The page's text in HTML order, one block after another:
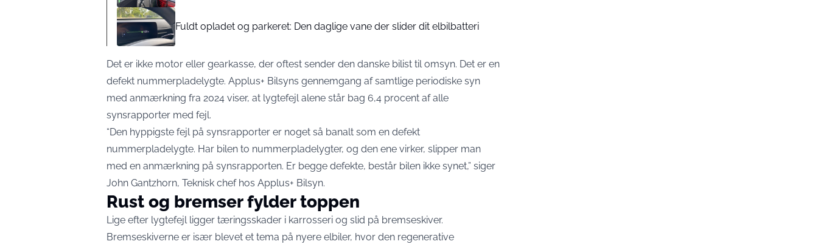
Fuldt opladet og parkeret: Den daglige vane der slider dit elbilbatteri
Det er ikke motor eller gearkasse, der oftest sender den danske bilist til omsyn. Det er en
defekt nummerpladelygte. Applus+ Bilsyns gennemgang af samtlige periodiske syn
med anmærkning fra 2024 viser, at lygtefejl alene står bag 6,4 procent af alle
synsrapporter med fejl.
“Den hyppigste fejl på synsrapporter er noget så banalt som en defekt
nummerpladelygte. Har bilen to nummerpladelygter, og den ene virker, slipper man
med en anmærkning på synsrapporten. Er begge defekte, består bilen ikke synet,” siger
John Gantzhorn, Teknisk chef hos Applus+ Bilsyn.
Rust og bremser fylder toppen
Lige efter lygtefejl ligger tæringsskader i karrosseri og slid på bremseskiver.
Bremseskiverne er især blevet et tema på nyere elbiler, hvor den regenerative